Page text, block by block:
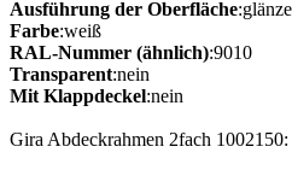
Ausführung der Oberfläche
Farbe:weiß
RAL-Nummer (ähnlich):9010
Transparent:nein
Mit Klappdeckel:nein
Gira Abdeckrahmen 2fach